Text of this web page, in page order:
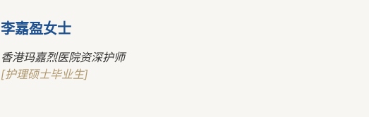
李嘉盈女士
香港玛嘉烈医院资深护师
[护理硕士毕业生]